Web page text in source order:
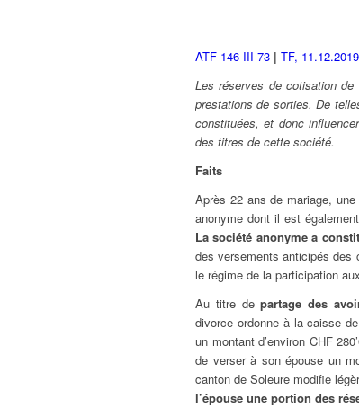
ATF 146 III 73 | TF,
Les réserves de cotisation de
prestations de sorties. De
constituées, et donc
des titres de cette société.
Faits
Après 22 ans de mariage,
anonyme dont il est
La société anonyme a
des versements anticipés des
le régime de la participation
Au titre departage des
divorce ordonne à la caisse
un montant d’environ CHF
de verser à son épouse un
canton de Soleure modifie
l’épouse une portion des